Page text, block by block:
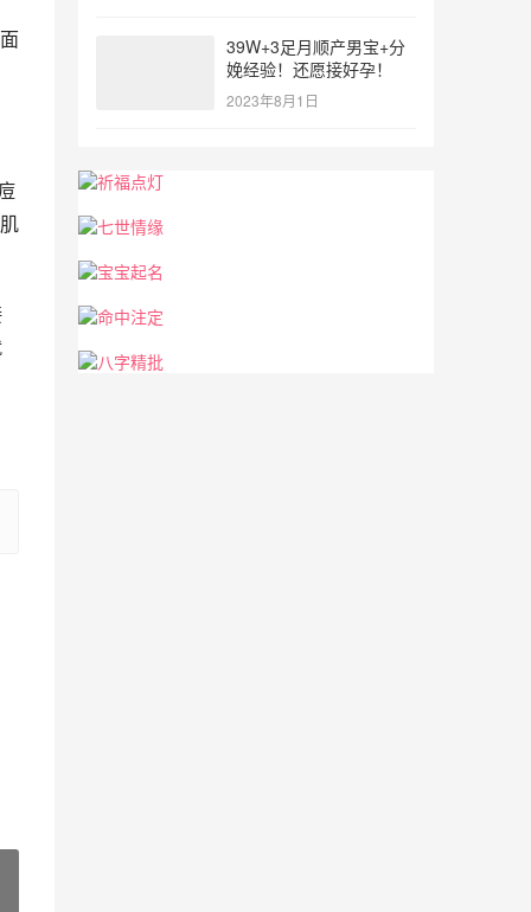
39W+3足月顺产男宝+分
娩经验！还愿接好孕！
2023年8月1日